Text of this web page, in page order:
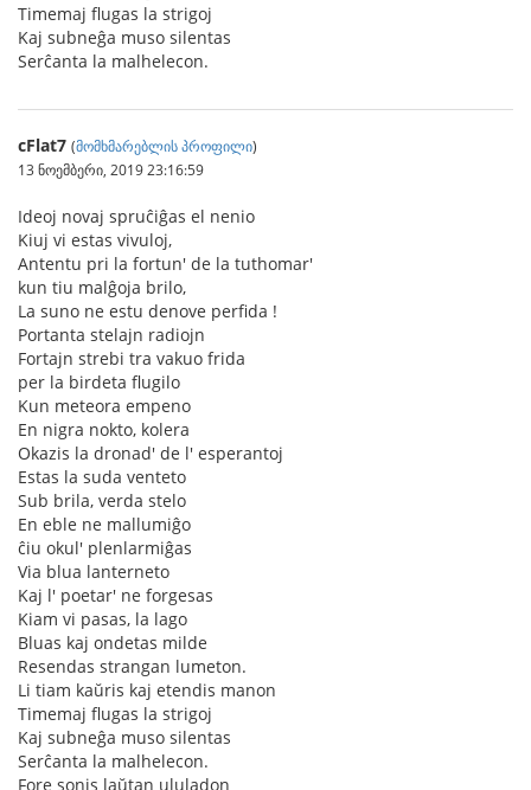
Timemaj flugas la strigoj
Kaj subneĝa muso silentas
Serĉanta la malhelecon.
cFlat7 (მომხმარებლის პროფილი)
13 ნოემბერი, 2019 23:16:59
Ideoj novaj spruĉiĝas el nenio
Kiuj vi estas vivuloj,
Antentu pri la fortun' de la tuthomar'
kun tiu malĝoja brilo,
La suno ne estu denove perfida !
Portanta stelajn radiojn
Fortajn strebi tra vakuo frida
per la birdeta flugilo
Kun meteora empeno
En nigra nokto, kolera
Okazis la dronad' de l' esperantoj
Estas la suda venteto
Sub brila, verda stelo
En eble ne mallumiĝo
ĉiu okul' plenlarmiĝas
Via blua lanterneto
Kaj l' poetar' ne forgesas
Kiam vi pasas, la lago
Bluas kaj ondetas milde
Resendas strangan lumeton.
Li tiam kaŭris kaj etendis manon
Timemaj flugas la strigoj
Kaj subneĝa muso silentas
Serĉanta la malhelecon.
Fore sonis laŭtan ululadon